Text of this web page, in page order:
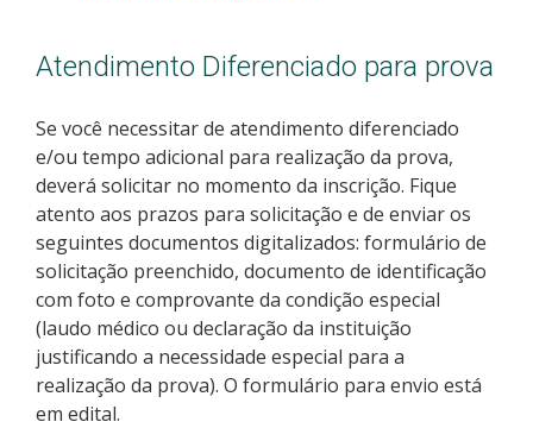
Atendimento Diferenciado para prova
Se você necessitar de atendimento diferenciado
e/ou tempo adicional para realização da prova,
deverá solicitar no momento da inscrição. Fique
atento aos prazos para solicitação e de enviar os
seguintes documentos digitalizados: formulário de
solicitação preenchido, documento de identificação
com foto e comprovante da condição especial
(laudo médico ou declaração da instituição
justificando a necessidade especial para a
realização da prova). O formulário para envio está
em edital.